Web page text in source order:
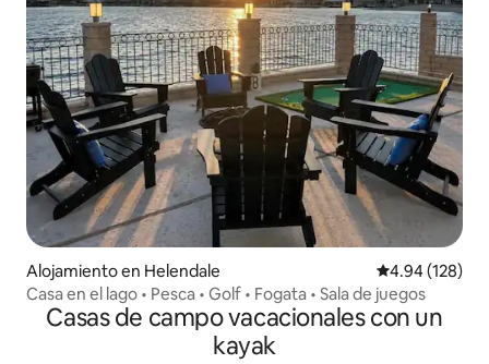
Alojamiento en Helendale Calificación
4.94 (128)
Casa en el lago • Pesca • Golf • Fogata • Sala de juegos
Casas de campo vacacionales con un
kayak